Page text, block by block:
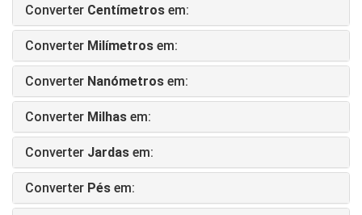
Converter Centímetros em:
Converter Milímetros em:
Converter Nanómetros em:
Converter Milhas em:
Converter Jardas em:
Converter Pés em: